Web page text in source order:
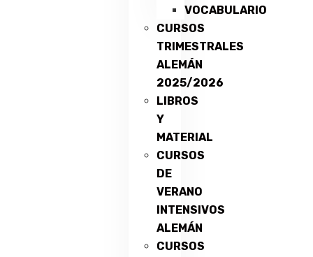
VOCABULARIO
CURSOS
TRIMESTRALES
ALEMÁN
2025/2026
LIBROS
Y
MATERIAL
CURSOS
DE
VERANO
INTENSIVOS
ALEMÁN
CURSOS